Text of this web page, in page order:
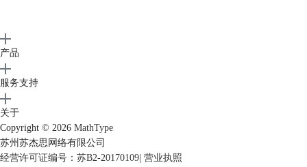
产品
服务支持
关于
Copyright © 2026 MathType
苏州苏杰思网络有限公司
经营许可证编号：苏B2-20170109 营业执照